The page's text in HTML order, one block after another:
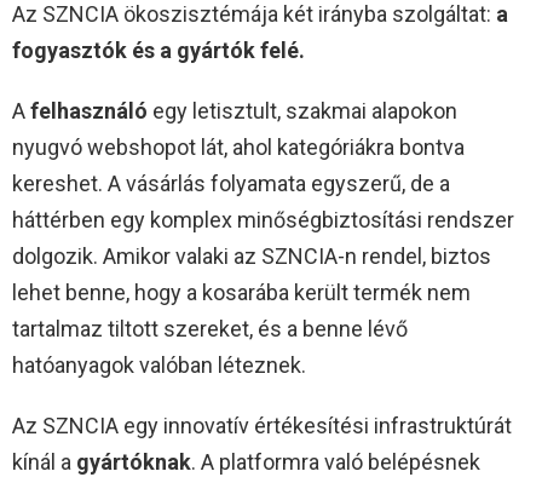
Az SZNCIA ökoszisztémája két irányba szolgáltat: a
fogyasztók és a gyártók felé.
Afelhasználó egy letisztult, szakmai alapokon
nyugvó webshopot lát, ahol kategóriákra bontva
kereshet. A vásárlás folyamata egyszerű, de a
háttérben egy komplex minőségbiztosítási rendszer
dolgozik. Amikor valaki az SZNCIA-n rendel, biztos
lehet benne, hogy a kosarába került termék nem
tartalmaz tiltott szereket, és a benne lévő
hatóanyagok valóban léteznek.
Az SZNCIA egy innovatív értékesítési infrastruktúrát
kínál a gyártóknak. A platformra való belépésnek